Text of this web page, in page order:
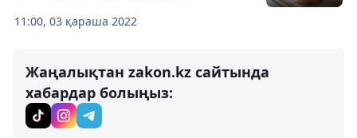
11:00, 03 қараша 2022
Жаңалықтан zakon.kz сайтында
хабардар болыңыз: